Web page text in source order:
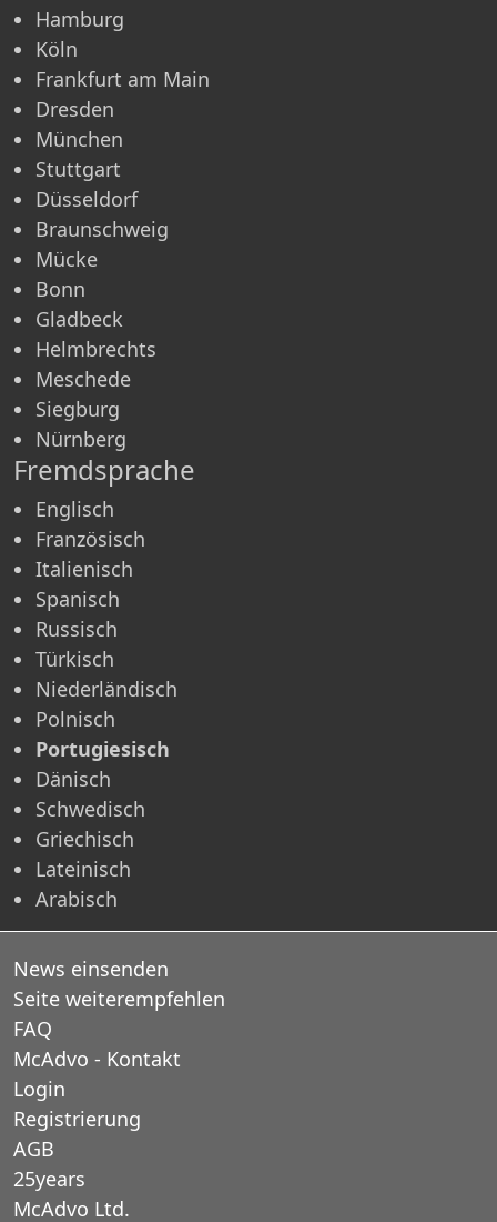
Hamburg
Köln
Frankfurt am Main
Dresden
München
Stuttgart
Düsseldorf
Braunschweig
Mücke
Bonn
Gladbeck
Helmbrechts
Meschede
Siegburg
Nürnberg
Fremdsprache
Englisch
Französisch
Italienisch
Spanisch
Russisch
Türkisch
Niederländisch
Polnisch
Portugiesisch
Dänisch
Schwedisch
Griechisch
Lateinisch
Arabisch
News einsenden
Seite weiterempfehlen
FAQ
McAdvo - Kontakt
Login
Registrierung
AGB
25years
McAdvo Ltd.